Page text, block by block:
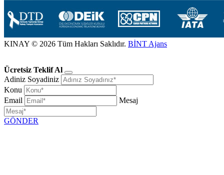
KINAY © 2026 Tüm Hakları Saklıdır. BİNT Ajans
Ücretsiz Teklif Al
Adiniz Soyadiniz
Konu
Email
Mesaj
GÖNDER